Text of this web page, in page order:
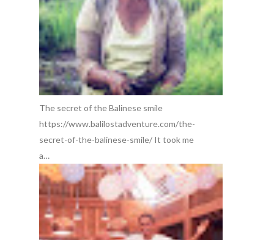
The secret of the Balinese smile
https://www.balilostadventure.com/the-
secret-of-the-balinese-smile/ It took me
a…